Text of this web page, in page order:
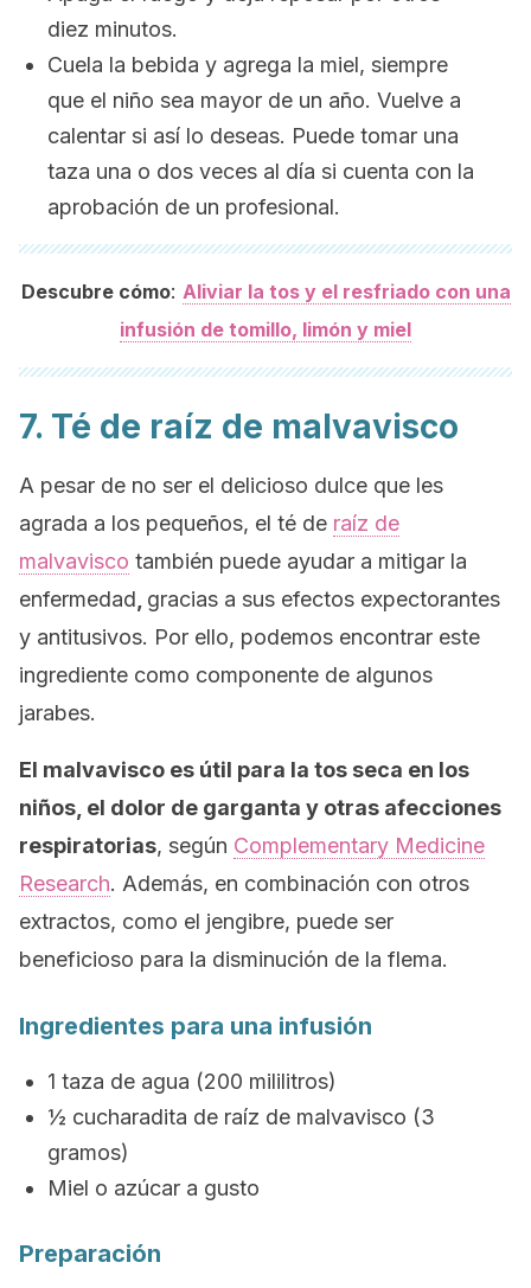
diez minutos.
Cuela la bebida y agrega la miel, siempre
que el niño sea mayor de un año. Vuelve a
calentar si así lo deseas. Puede tomar una
taza una o dos veces al día si cuenta con la
aprobación de un profesional.
Descubre cómo: Aliviar la tos y el resfriado con una
infusión de tomillo, limón y miel
7. Té de raíz de malvavisco
A pesar de no ser el delicioso dulce que les
agrada a los pequeños, el té de raíz de
malvavisco también puede ayudar a mitigar la
enfermedad gracias a sus efectos expectorantes
y antitusivos. Por ello, podemos encontrar este
ingrediente como componente de algunos
jarabes.
El malvavisco es útil para la tos seca en los
niños, el dolor de garganta y otras afecciones
respiratorias, según Complementary Medicine
Research. Además, en combinación con otros
extractos, como el jengibre, puede ser
beneficioso para la disminución de la flema.
Ingredientes para una infusión
1 taza de agua (200 mililitros)
½ cucharadita de raíz de malvavisco (3
gramos)
Miel o azúcar a gusto
Preparación